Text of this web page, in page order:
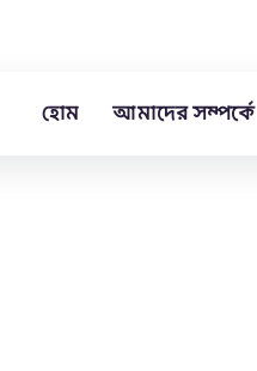
হোম আমাদের সম্পর্কে